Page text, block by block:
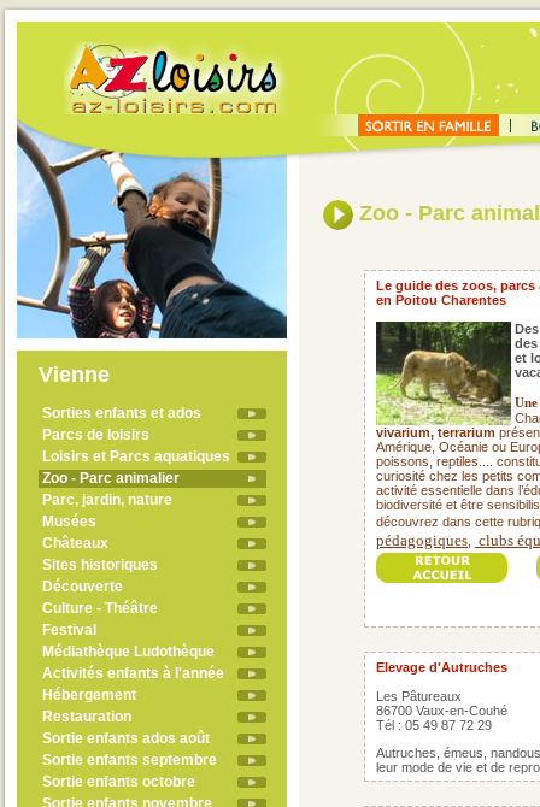
Vienne
Sorties enfants et ados
Parcs de loisirs
Loisirs et Parcs aquatiques
Zoo - Parc animalier
Parc, jardin, nature
Musées
Châteaux
Sites historiques
Découverte
Culture - Théâtre
Festival
Médiathèque Ludothèque
Activités enfants à l'année
Hébergement
Restauration
Sortie enfants ados août
Sortie enfants septembre
Sortie enfants octobre
Sortie enfants novembre
Zoo - Parc
Le guide des zoos,
en Poitou Charentes
et
vivarium, terrarium
Amérique, Océanie ou
poissons, reptiles....
curiosité chez les petits
activité essentielle dans
biodiversité et être
découvrez dans cette
pédagogiques clubs
Elevage d'Autruches
Les Pâtureaux
86700 Vaux-en-Couhé
Tél : 05 49 87 72 29
Autruches, émeus,
leur mode de vie et de